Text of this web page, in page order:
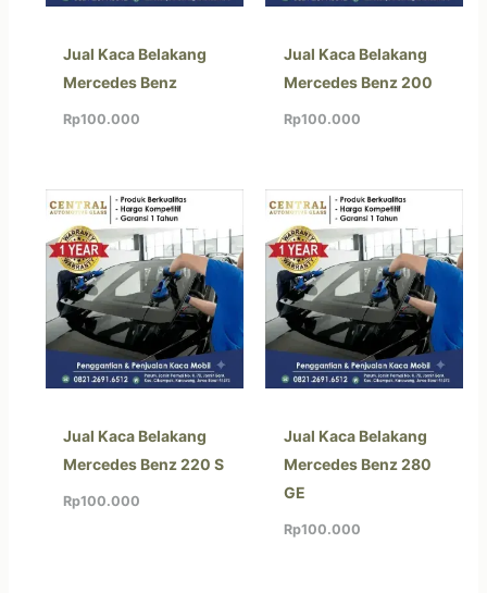
Jual Kaca Belakang
Mercedes Benz
Rp100.000
Jual Kaca Belakang
Mercedes Benz 200
Rp100.000
Jual Kaca Belakang
Mercedes Benz 220 S
Rp100.000
Jual Kaca Belakang
Mercedes Benz 280
GE
Rp100.000